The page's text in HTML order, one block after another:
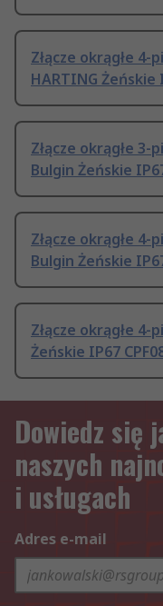
Złącze okrągłe 4-
HARTING Żeńskie
Złącze okrągłe 3-
Bulgin Żeńskie
Złącze okrągłe 4-
Bulgin Żeńskie
Złącze okrągłe 4-
Żeńskie IP67
Dowiedz się
naszych
i usługach
Adres e-mail